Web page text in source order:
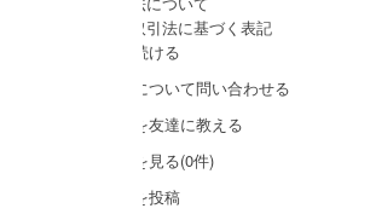
» 特定商取引法に基づく表記
買い物を続ける
この商品について問い合わせる
この商品を友達に教える
レビューを見る(0件)
レビューを投稿